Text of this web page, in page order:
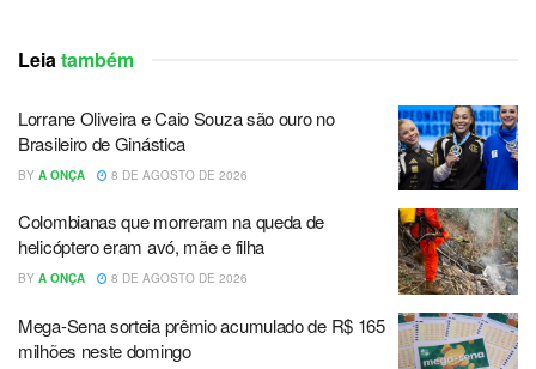
Leia também
Lorrane Oliveira e Caio Souza são ouro no
Brasileiro de Ginástica
BY A ONÇA 8 DE AGOSTO DE 2026
Colombianas que morreram na queda de
helicóptero eram avó, mãe e filha
BY A ONÇA 8 DE AGOSTO DE 2026
Mega-Sena sorteia prêmio acumulado de R$ 165
milhões neste domingo